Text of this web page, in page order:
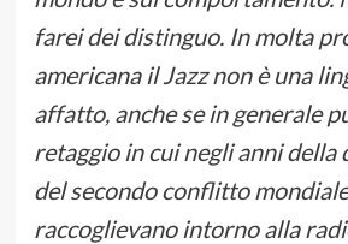
farei dei distinguo. In molta
americana il Jazz non è una
affatto, anche se in generale
retaggio in cui negli anni della
del secondo conflitto
raccoglievano intorno alla